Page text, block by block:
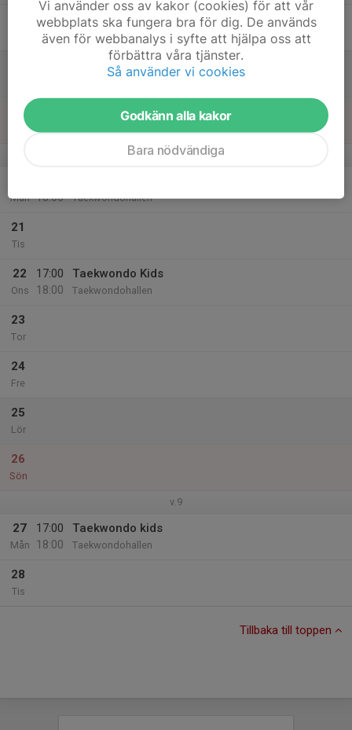
19
Sön
v.8
Mån 18:00
Taekwondohallen
21
Tis
22
Ons
17:00
18:00
Taekwondo Kids
Taekwondohallen
23
Tor
24
Fre
25
Lör
26
Sön
v.9
27
Mån
17:00
18:00
Taekwondo kids
Taekwondohallen
28
Tis
Tillbaka till toppen
Vi använder oss av kakor (cookies) för att vår
webbplats ska fungera bra för dig. De används
även för webbanalys i syfte att hjälpa oss att
förbättra våra tjänster.
Så använder vi cookies
Godkänn alla kakor
Bara nödvändiga